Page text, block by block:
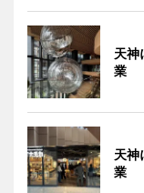
天神
業
天神
業